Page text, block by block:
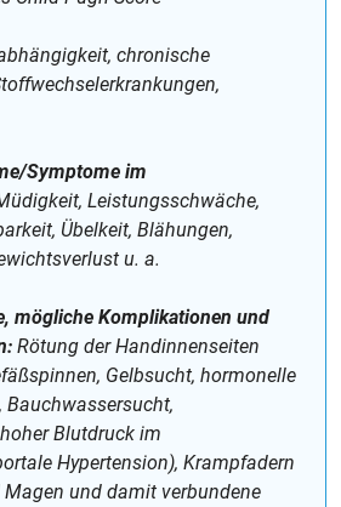
chronische
Symptome im
Leistungsschwäche,
Übelkeit, Blähungen,
u. a.
mögliche Komplikationen und
Rötung der Handinnenseiten
Gelbsucht, hormonelle
Bauchwassersucht,
Blutdruck im
Hypertension), Krampfadern
Magen und damit verbundene